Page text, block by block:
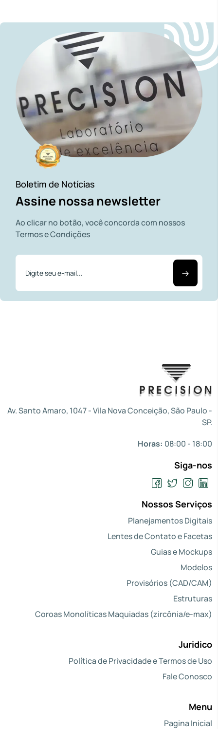
Boletim de Notícias
Assine nossa newsletter
Ao clicar no botão, você concorda com nossos
Termos e Condições
Av. Santo Amaro, 1047 - Vila Nova Conceição, São Paulo -
SP.
Horas: 08:00 - 18:00
Siga-nos
Nossos Serviços
Planejamentos Digitais
Lentes de Contato e Facetas
Guias e Mockups
Modelos
Provisórios (CAD/CAM)
Estruturas
Coroas Monolíticas Maquiadas (zircônia/e-max)
Juridico
Política de Privacidade e Termos de Uso
Fale Conosco
Menu
Pagina Inicial